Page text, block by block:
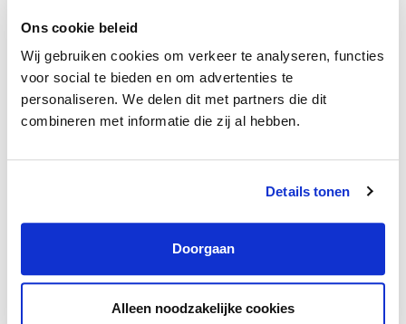
Ons cookie beleid
Wij gebruiken cookies om verkeer te analyseren, functies
voor social te bieden en om advertenties te
personaliseren. We delen dit met partners die dit
combineren met informatie die zij al hebben.
Details tonen
Doorgaan
Alleen noodzakelijke cookies